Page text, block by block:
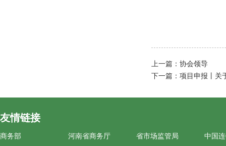
上一篇： 协会领导
下一篇： 项目申报丨关
友情链接
商务部 河南省商务厅 省市场监管局 中国